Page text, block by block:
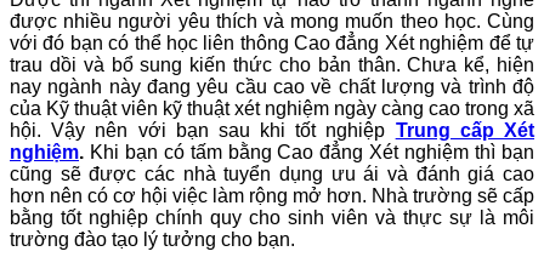
được nhiều người yêu thích và mong muốn theo học. Cùng
với đó bạn có thể học liên thông Cao đẳng Xét nghiệm để tự
trau dồi và bổ sung kiến thức cho bản thân. Chưa kể, hiện
nay ngành này đang yêu cầu cao về chất lượng và trình độ
của Kỹ thuật viên kỹ thuật xét nghiệm ngày càng cao trong xã
hội. Vậy nên với bạn sau khi tốt nghiệp Trung cấp Xét
nghiệm. Khi bạn có tấm bằng Cao đẳng Xét nghiệm thì bạn
cũng sẽ được các nhà tuyển dụng ưu ái và đánh giá cao
hơn nên có cơ hội việc làm rộng mở hơn. Nhà trường sẽ cấp
bằng tốt nghiệp chính quy cho sinh viên và thực sự là môi
trường đào tạo lý tưởng cho bạn.